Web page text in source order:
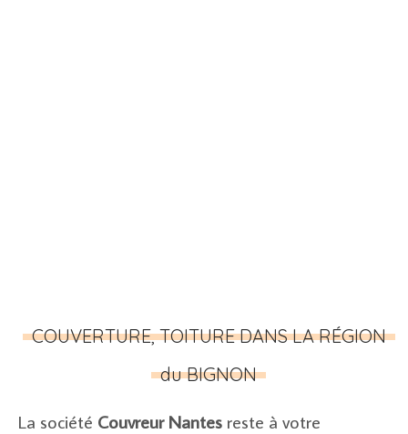
COUVERTURE, TOITURE DANS LA RÉGION
du BIGNON
La société Couvreur Nantes reste à votre